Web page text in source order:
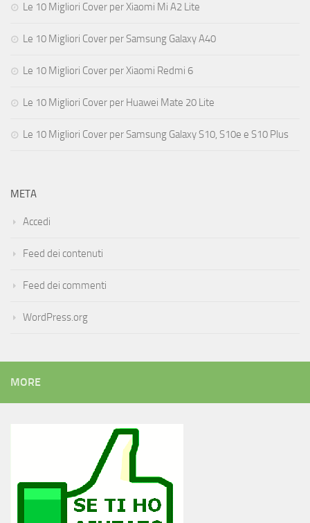
Le 10 Migliori Cover per Xiaomi Mi A2 Lite
Le 10 Migliori Cover per Samsung Galaxy A40
Le 10 Migliori Cover per Xiaomi Redmi 6
Le 10 Migliori Cover per Huawei Mate 20 Lite
Le 10 Migliori Cover per Samsung Galaxy S10, S10e e S10 Plus
META
Accedi
Feed dei contenuti
Feed dei commenti
WordPress.org
MORE